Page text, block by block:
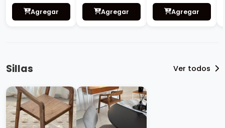
Agregar Agregar Agregar
Sillas Ver todos